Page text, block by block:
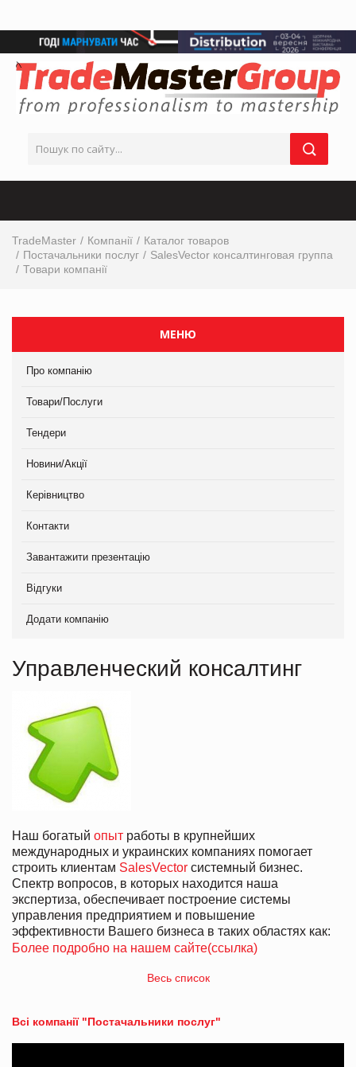
TradeMaster Компанії
Каталог товаров
Постачальники послуг
SalesVector консалтинговая группа
Товари компанії
МЕНЮ
Про компанію
Товари/Послуги
Тендери
Новини/Акції
Керівництво
Контакти
Завантажити презентацію
Відгуки
Додати компанію
Управленческий консалтинг
Наш богатый опыт работы в крупнейших
международных и украинских компаниях помогает
строить клиентам SalesVector системный бизнес.
Спектр вопросов, в которых находится наша
экспертиза, обеспечивает построение системы
управления предприятием и повышение
эффективности Вашего бизнеса в таких областях как:
Более подробно на нашем сайте(ссылка)
Весь список
Всі компанії "Постачальники послуг"